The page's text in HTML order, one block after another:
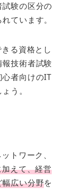
験の区分の
ています。
る資格とし
技術者試験
者向けのIT
う。
トワーク、
えて、経営
広い分野を